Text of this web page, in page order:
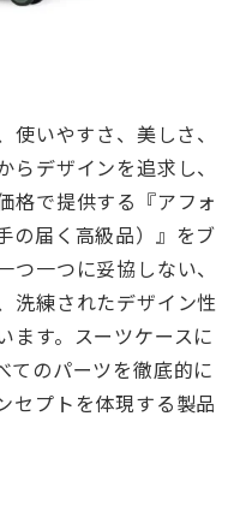
いやすさ、美しさ、
デザインを追求し、
格で提供する『アフォ
の届く高級品）』をブ
一つに妥協しない、
洗練されたデザイン性
ます。スーツケースに
てのパーツを徹底的に
セプトを体現する製品